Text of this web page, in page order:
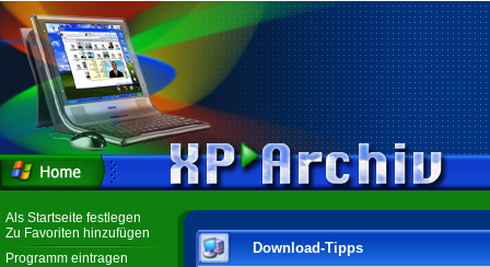
Als Startseite festlegen
Zu Favoriten hinzufügen
Programm eintragen
Download-Tipps